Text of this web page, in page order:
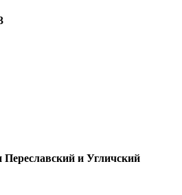
и Угличский